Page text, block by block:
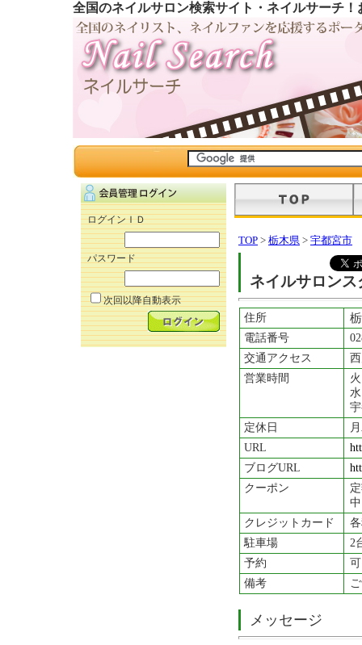
全国のネイルサロン検索サイト・ネイルサーチ
ログインＩＤ
パスワード
次回以降自動表示
TOP > 栃木県 > 宇都宮市
ネイルサロン
住所
電話番号
交通アクセス
営業時間
定休日
URL
ブログURL
クーポン
クレジットカード
駐車場
2
予約
可
備考
メッセージ